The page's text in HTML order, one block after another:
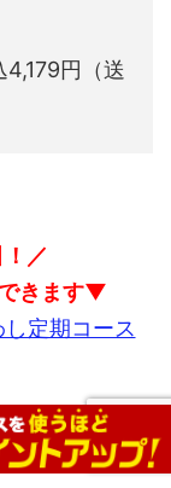
円（送
／
きます▼
定期コース